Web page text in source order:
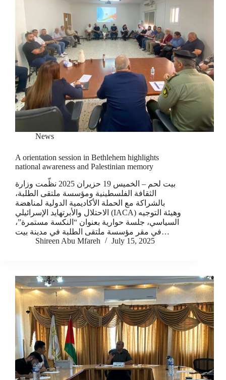
News
A orientation session in Bethlehem highlights
national awareness and Palestinian memory
بيت لحم – الخميس 19 حزيران 2025 نظّمت وزارة
الثقافة الفلسطينية ومؤسسة ملتقى الطلبة،
بالشراكة مع الحملة الأكاديمية الدولية لمناهضة
الاحتلال والأبرتهايد الإسرائيلي (IACA) وهيئة التوجيه
السياسي، جلسة حوارية بعنوان “النكسة مستمرة”،
في مقر مؤسسة ملتقى الطلبة في مدينة بيت…
Shireen Abu Mfareh
July 15, 2025